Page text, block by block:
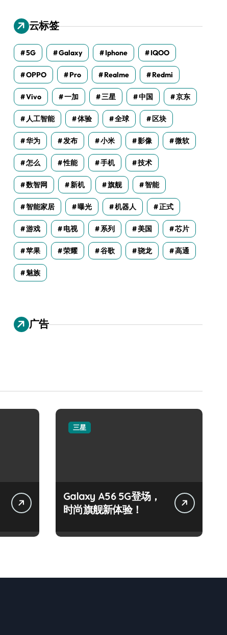
云标签
5G Galaxy Iphone IQOO
OPPO Pro Realme Redmi
Vivo 一加 三星 中国 京东
人工智能 体验 全球 区块
华为 发布 小米 影像 微软
怎么 性能 手机 技术
数智网 新机 旗舰 智能
智能家居 曝光 机器人 正式
游戏 电视 系列 美国 芯片
苹果 荣耀 谷歌 骁龙 高通
魅族
广告
三星
Galaxy A56 5G登场，
时尚旗舰新体验！